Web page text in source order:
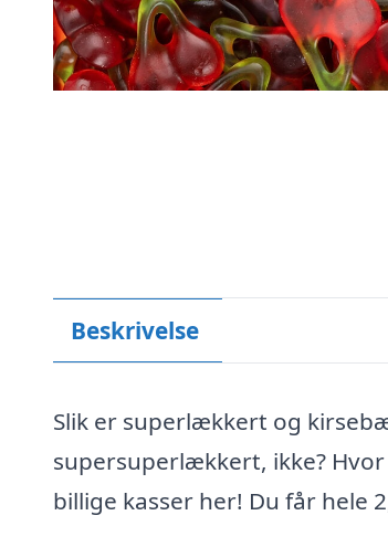
Beskrivelse
Slik er superlækkert og
supersuperlækkert, ikke?
billige kasser her! Du får hele